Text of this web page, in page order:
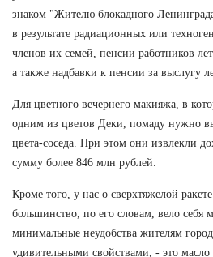
знаком "Жителю блокадного
в результате радиационных или
членов их семей, пенсии работников
а также надбавки к пенсии за выслугу
Для цветного вечернего макияжа, в
одним из цветов Деки, помаду нужно
цвета-соседа. При этом они извлекли
сумму более 846 млн рублей.
Кроме того, у нас о сверхтяжелой
большинство, по его словам, вело себя
минимальные неудобства жителям
удивительными свойствами, - это масло